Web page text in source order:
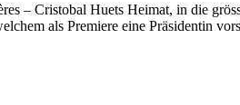
– Cristobal Huets Heimat, in die
als Premiere eine Präsidentin